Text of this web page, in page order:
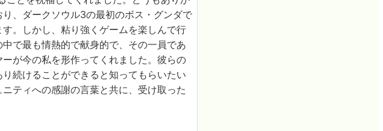
、ダークソウル3の最初のボス・グンダで
。しかし、粘り強くゲームを楽しんで行
で最も情熱的で献身的で、その一員であ
が今の私を形作ってくれました。彼らの
続けることができると知ってもらいたい
ティへの感謝の言葉と共に、受け取った